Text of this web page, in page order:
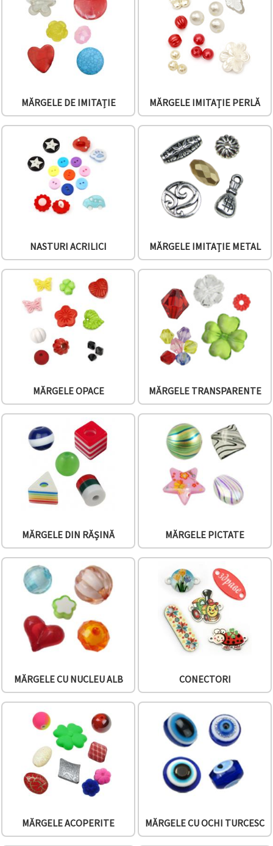
conținut și
inclusiv cu
ajutorul
partenerilor
marketing.
urile făcând
un tip de
cookie -uri
dat și
făcând clic
pe butonul
Аcceptati
toate!
MĂRGELE DE IMITAȚIE MĂRGELE IMITAȚIE PERLĂ
NASTURI ACRILICI MĂRGELE IMITAȚIE METAL
MĂRGELE OPACE MĂRGELE TRANSPARENTE
MĂRGELE DIN RĂȘINĂ MĂRGELE PICTATE
MĂRGELE CU NUCLEU ALB CONECTORI
MĂRGELE ACOPERITE MĂRGELE CU OCHI TURCESC